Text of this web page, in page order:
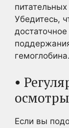
Убедитесь,
гемоглобина.
•
Если вы